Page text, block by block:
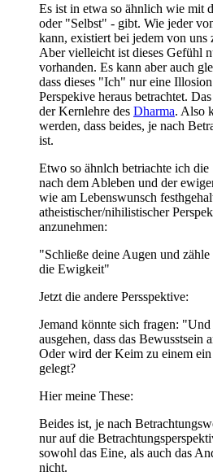
Es ist in etwa so ähnlich wie mit
oder "Selbst" - gibt. Wie jeder
kann, existiert bei jedem von
Aber vielleicht ist dieses Gefühl
vorhanden. Es kann aber auch
dass dieses "Ich" nur eine
Perspekive heraus betrachtet.
der Kernlehre des Dharma. Also
werden, dass beides, je nach
ist.
Etwo so ähnlch betriachte ich
nach dem Ableben und der
wie am Lebenswunsch
atheistischer/nihilistischer
anzunehmen:
"Schließe deine Augen und
die Ewigkeit"
Jetzt die andere Persspektive:
Jemand könnte sich fragen:
ausgehen, dass das Bewusstsein
Oder wird der Keim zu einem ein
gelegt?
Hier meine These:
Beides ist, je nach
nur auf die
sowohl das Eine, als auch das
nicht.